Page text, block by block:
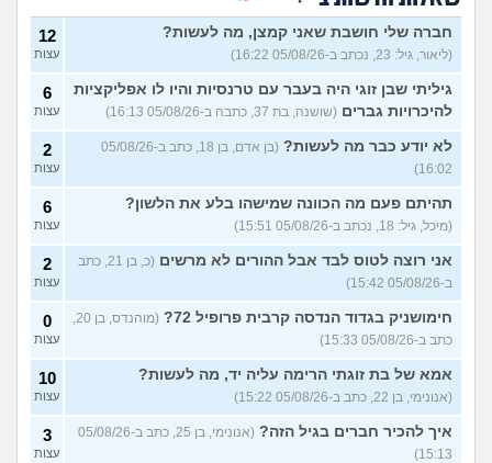
(רוויטל, בת 24)
14
עצות
בנות,אתן הייתן "מסדרות" את
אח שלכם במצב כזה?
(לוחם שקרוב ל'חרור, בן 21)
מסאג׳יסט מעורער
(מסאג׳יסט מעורער, בן 26)
4
עצות
אנחנו מקיימים יחסים עם
בגדים וזה לא מפריע לבעלי,
מה לעשות?
(דיאנה, בת 42)
5
עצות
מחזור לאחר כמה שעות, זה
בטוח?
(שלומי, בן 21)
9
עצות
נשוי מפנטז על ליידיבויס
(מאטיטיהו, בן 37)
4
עצות
למישהו יש עצה איך לדכא את
החשק המיני?
(יפה, בת 43)
עוד שאלות חדשות במדור
חברה שלי חושבת שאני קמצן, מה לעשות?
(ליאור, גיל: 23, נכתב ב-05/08/26 16:22)
12
עצות
גיליתי שבן זוגי היה בעבר עם טרנסיות והיו לו אפליקציות
להיכרויות גברים (שושנה, בת 37, כתבה ב-05/08/26 16:13)
6
עצות
לא יודע כבר מה לעשות?
(בן אדם, בן 18, כתב ב-05/08/26
16:02)
2
עצות
תהיתם פעם מה הכוונה שמישהו בלע את הלשון?
(מיכל, גיל: 18, נכתב ב-05/08/26 15:51)
6
עצות
אני רוצה לטוס לבד אבל ההורים לא מרשים
(כ, בן 21, כתב
ב-05/08/26 15:42)
2
עצות
חימושניק בגדוד הנדסה קרבית פרופיל 72?
(מוהנדס, בן 20,
כתב ב-05/08/26 15:33)
0
עצות
אמא של בת זוגתי הרימה עליה יד, מה לעשות?
(אנונימי, בן 22, כתב ב-05/08/26 15:22)
10
עצות
איך להכיר חברים בגיל הזה?
(אנונימי, בן 25, כתב ב-05/08/26
15:13)
3
עצות